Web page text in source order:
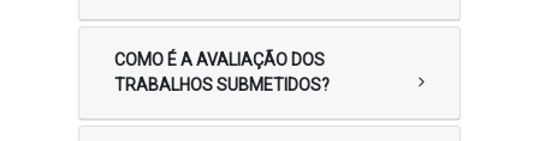
COMO É A AVALIAÇÃO DOS
TRABALHOS SUBMETIDOS?